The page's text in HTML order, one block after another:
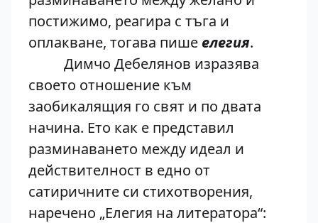
постижимо, реагира с тъга и
оплакване, тогава пише елегия.
Димчо Дебелянов изразява
своето отношение към
заобикалящия го свят и по двата
начина. Ето как е представил
разминаването между идеал и
действителност в едно от
сатиричните си стихотворения,
наречено „Елегия на литератора“: